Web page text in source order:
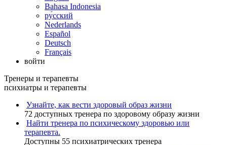
Bahasa Indonesia
ру́сский
Nederlands
Español
Deutsch
Français
войти
Тренеры и терапевты
психиатры и терапевты
Узнайте, как вести здоровый образ жизни
72 доступных тренера по здоровому образу жизни
Найти тренера по психическому здоровью или
терапевта.
Доступны 55 психиатрических тренера